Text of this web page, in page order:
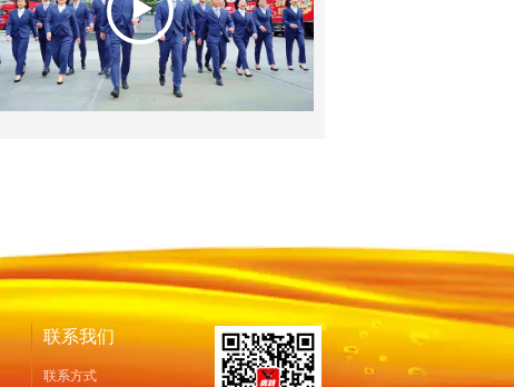
联系我们
联系方式